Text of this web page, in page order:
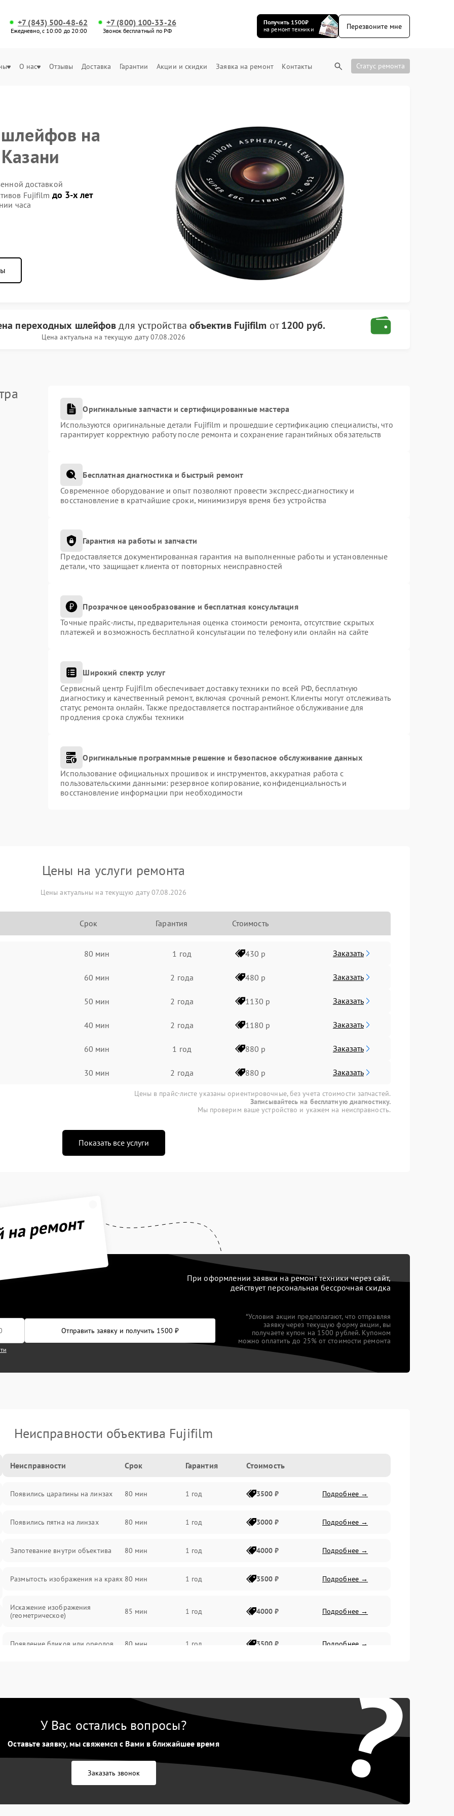
+7 (843) 500-48-62
Ежедневно, с 10:00 до 20:00
+7 (800) 100-33-26
Звонок бесплатный по РФ
Получить 1500₽
на ремонт техники
Перезвоните мне
О нас Отзывы Доставка Гарантии Акции и скидки Заявка на ремонт Контакты Статус ремонта
на
доставкой
Fujifilm до 3-х лет
часа
переходных шлейфовдля устройства объектив Fujifilm от1200 руб.
Цена актуальна на текущую дату 07.08.2026
Оригинальные запчасти и сертифицированные мастера
Используются оригинальные детали Fujifilm и прошедшие сертификацию специалисты, что
гарантирует корректную работу после ремонта и сохранение гарантийных обязательств
Бесплатная диагностика и быстрый ремонт
Современное оборудование и опыт позволяют провести экспресс-диагностику и
восстановление в кратчайшие сроки, минимизируя время без устройства
Гарантия на работы и запчасти
Предоставляется документированная гарантия на выполненные работы и установленные
детали, что защищает клиента от повторных неисправностей
Прозрачное ценообразование и бесплатная консультация
Точные прайс-листы, предварительная оценка стоимости ремонта, отсутствие скрытых
платежей и возможность бесплатной консультации по телефону или онлайн на сайте
Широкий спектр услуг
Сервисный центр Fujifilm обеспечивает доставку техники по всей РФ, бесплатную
диагностику и качественный ремонт, включая срочный ремонт. Клиенты могут отслеживать
статус ремонта онлайн. Также предоставляется постгарантийное обслуживание для
продления срока службы техники
Оригинальные программные решение и безопасное обслуживание данных
Использование официальных прошивок и инструментов, аккуратная работа с
пользовательскими данными: резервное копирование, конфиденциальность и
восстановление информации при необходимости
Цены на услуги ремонта
Цены актуальны на текущую дату 07.08.2026
Срок Гарантия Стоимость
80 мин 1 год 430 р Заказать
60 мин 2 года 480 р Заказать
50 мин 2 года 1130 р Заказать
40 мин 2 года 1180 р Заказать
60 мин 1 год 880 р Заказать
30 мин 2 года 880 р Заказать
Цены в прайс-листе указаны ориентировочные, без учета стоимости запчастей.
Записывайтесь на бесплатную диагностику.
Мы проверим ваше устройство и укажем на неисправность.
Показать все услуги
ремонт
При оформлении заявки на ремонт техники через сайт,
действует персональная бессрочная скидка
Отправить заявку и получить 1500 ₽
*Условия акции предполагают, что отправляя
заявку через текущую форму акции, вы
получаете купон на 1500 рублей. Купоном
можно оплатить до 25% от стоимости ремонта
Неисправности объектива Fujifilm
Неисправности Срок Гарантия Стоимость
Появились царапины на линзах 80 мин 1 год 3500 ₽ Подробнее →
Появились пятна на линзах 80 мин 1 год 3000 ₽ Подробнее →
Запотевание внутри объектива 80 мин 1 год 4000 ₽ Подробнее →
Размытость изображения на краях 80 мин 1 год 3500 ₽ Подробнее →
Искажение изображения
(геометрическое)
85 мин 1 год 4000 ₽ Подробнее →
Появление бликов или ореолов 80 мин 1 год 3500 ₽ Подробнее →
?
У Вас остались вопросы?
Оставьте заявку, мы свяжемся с Вами в ближайшее время
Заказать звонок